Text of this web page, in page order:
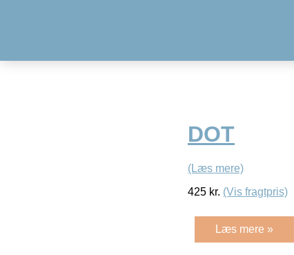
DOT
(Læs mere)
425 kr. (Vis fragtpris)
Læs mere »